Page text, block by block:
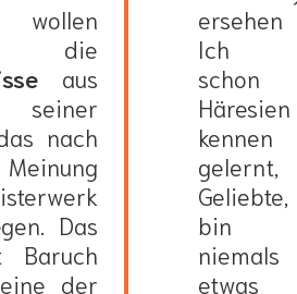
wollen
die
aus
nach
Das
Baruch
der
ersehen
Ich
schon
Häresien
kennen
gelernt,
bin